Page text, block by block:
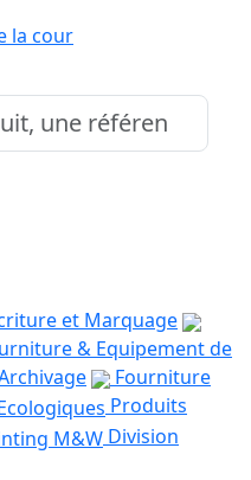
et Marquage
& Equipement de
Fourniture
Produits
Division